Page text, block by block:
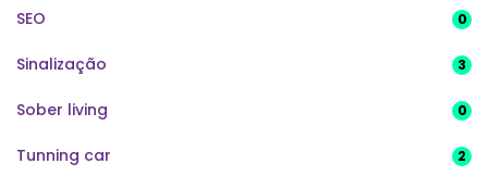
SEO 0
Sinalização 3
Sober living 0
Tunning car 2